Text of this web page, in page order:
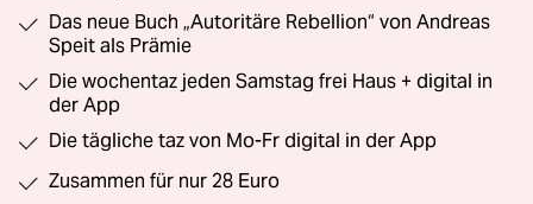
Das neue Buch „Autoritäre Rebellion“ von Andreas
Speit als Prämie
Die wochentaz jeden Samstag frei Haus + digital in
der App
Die tägliche taz von Mo-Fr digital in der App
Zusammen für nur 28 Euro